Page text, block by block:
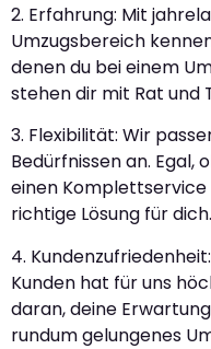
2. Erfahrung: Mit
Umzugsbereich
denen du bei einem
stehen dir mit Rat und
3. Flexibilität: Wir
Bedürfnissen an. Egal,
einen
richtige Lösung für dich.
4.
Kunden hat für uns
daran, deine
rundum gelungenes